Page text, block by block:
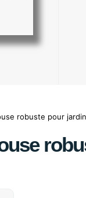
robuste pour